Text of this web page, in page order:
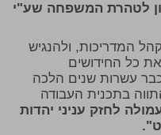
לטהרת המשפחה שע"י
המדריכות, ולהנגיש
כל החידושים
עשרות שנים הלכה
בתכנית העבודה
לחזק עניני יהדות
.